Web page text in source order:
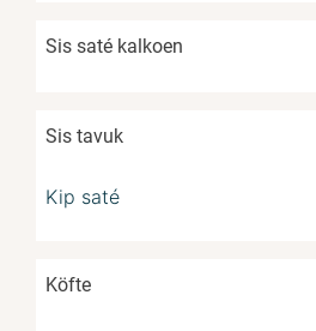
Sis saté kalkoen
Sis tavuk
Kip saté
Köfte